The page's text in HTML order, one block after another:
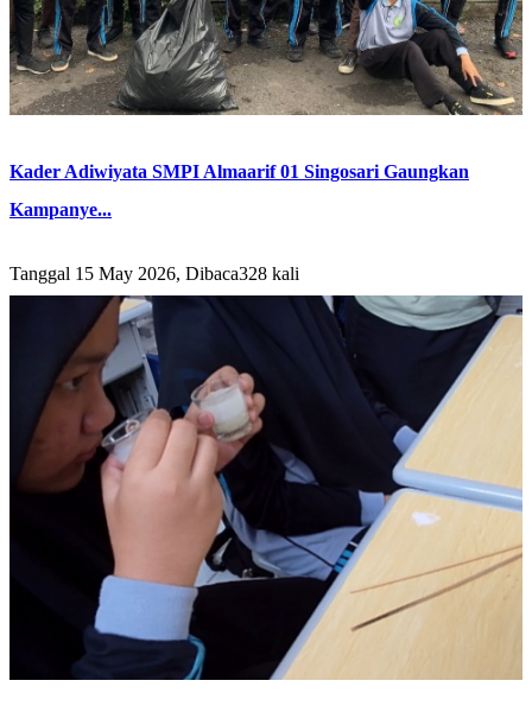
Kader Adiwiyata SMPI Almaarif 01 Singosari Gaungkan
Kampanye...
Tanggal 15 May 2026, Dibaca328 kali